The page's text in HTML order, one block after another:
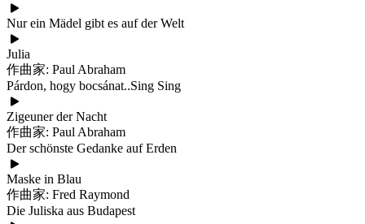
Nur ein Mädel gibt es auf der Welt
Julia
作曲家: Paul Abraham
Párdon, hogy bocsánat..Sing Sing
Zigeuner der Nacht
作曲家: Paul Abraham
Der schönste Gedanke auf Erden
Maske in Blau
作曲家: Fred Raymond
Die Juliska aus Budapest